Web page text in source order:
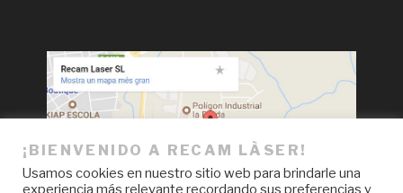
¡BIENVENIDO A RECAM LÀSER!
Usamos cookies en nuestro sitio web para brindarle una
experiencia más relevante recordando sus preferencias y